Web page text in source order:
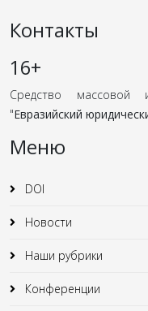
Контакты
16+
Средство массовой
"Евразийский
Меню
DOI
Новости
Наши рубрики
Конференции